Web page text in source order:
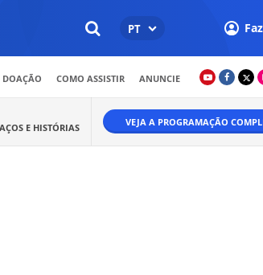
PT
DOAÇÃO COMO ASSISTIR ANUNCIE
E HISTÓRIAS VEJA A PROGRAMAÇÃO